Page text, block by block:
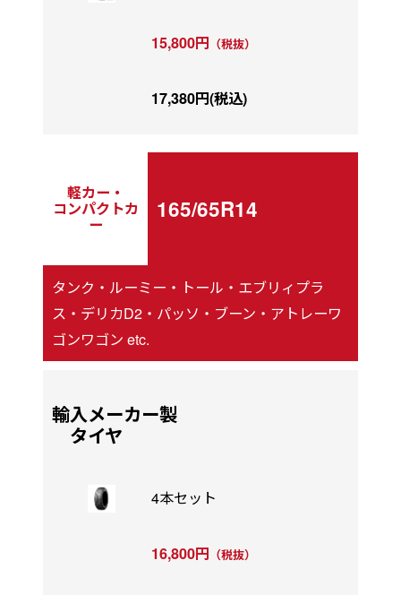
15,800円 （税抜）
17,380円(税込)
軽カー・
コンパクトカ
ー
165/65R14
タンク・ルーミー・トール・エブリィプラ
ス・デリカD2・パッソ・ブーン・アトレーワ
ゴンワゴン etc.
輸入メーカー製
タイヤ
4本セット
16,800円 （税抜）